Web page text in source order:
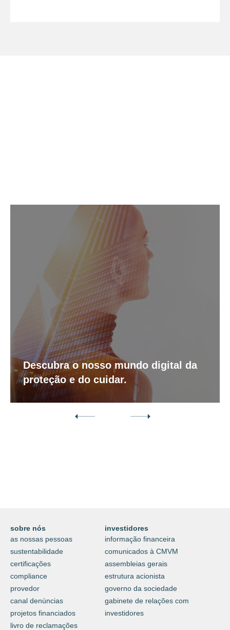
Descubra o nosso mundo digital da
proteção e do cuidar.
sobre nós
as nossas pessoas
sustentabilidade
certificações
compliance
provedor
canal denúncias
projetos financiados
livro de reclamações
investidores
informação financeira
comunicados à CMVM
assembleias gerais
estrutura acionista
governo da sociedade
gabinete de relações com
investidores